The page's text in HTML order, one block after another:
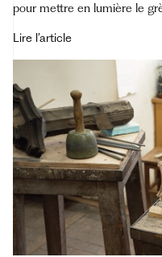
pour mettre en lumière le
Lire l’article